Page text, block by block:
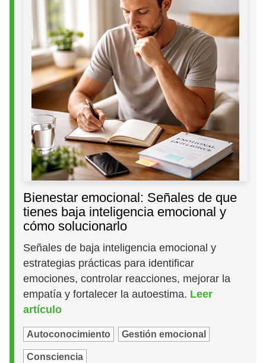
Bienestar emocional: Señales de que
tienes baja inteligencia emocional y
cómo solucionarlo
Señales de baja inteligencia emocional y
estrategias prácticas para identificar
emociones, controlar reacciones, mejorar la
empatía y fortalecer la autoestima. Leer
artículo
Autoconocimiento Gestión emocional
Consciencia